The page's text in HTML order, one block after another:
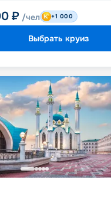
₽ /чел +1 000
Выбрать круиз